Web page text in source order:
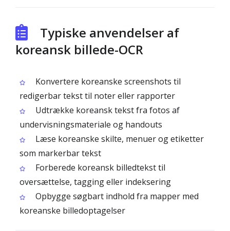
Typiske anvendelser af
koreansk billede-OCR
Konvertere koreanske screenshots til
redigerbar tekst til noter eller rapporter
Udtrække koreansk tekst fra fotos af
undervisningsmateriale og handouts
Læse koreanske skilte, menuer og etiketter
som markerbar tekst
Forberede koreansk billedtekst til
oversættelse, tagging eller indeksering
Opbygge søgbart indhold fra mapper med
koreanske billedoptagelser